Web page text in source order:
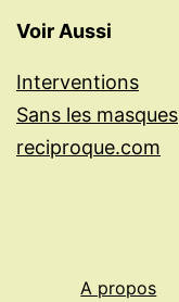
Voir Aussi
Interventions
Sans les masques
reciproque.com
A propos